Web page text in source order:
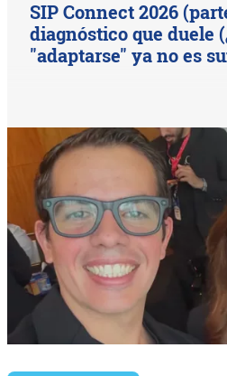
SIP Connect 2026
diagnóstico que duele
"adaptarse" ya no es